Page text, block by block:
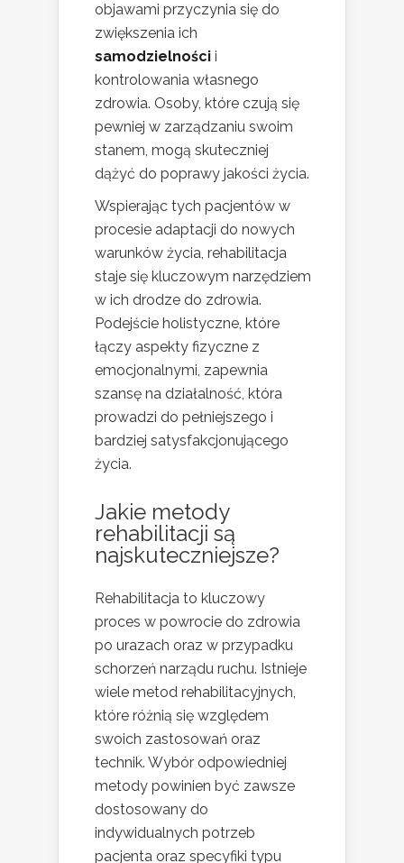
objawami przyczynia się do
zwiększenia ich
samodzielności i
kontrolowania własnego
zdrowia. Osoby, które czują się
pewniej w zarządzaniu swoim
stanem, mogą skuteczniej
dążyć do poprawy jakości życia.
Wspierając tych pacjentów w
procesie adaptacji do nowych
warunków życia, rehabilitacja
staje się kluczowym narzędziem
w ich drodze do zdrowia.
Podejście holistyczne, które
łączy aspekty fizyczne z
emocjonalnymi, zapewnia
szansę na działalność, która
prowadzi do pełniejszego i
bardziej satysfakcjonującego
życia.
Jakie metody
rehabilitacji są
najskuteczniejsze?
Rehabilitacja to kluczowy
proces w powrocie do zdrowia
po urazach oraz w przypadku
schorzeń narządu ruchu. Istnieje
wiele metod rehabilitacyjnych,
które różnią się względem
swoich zastosowań oraz
technik. Wybór odpowiedniej
metody powinien być zawsze
dostosowany do
indywidualnych potrzeb
pacjenta oraz specyfiki typu